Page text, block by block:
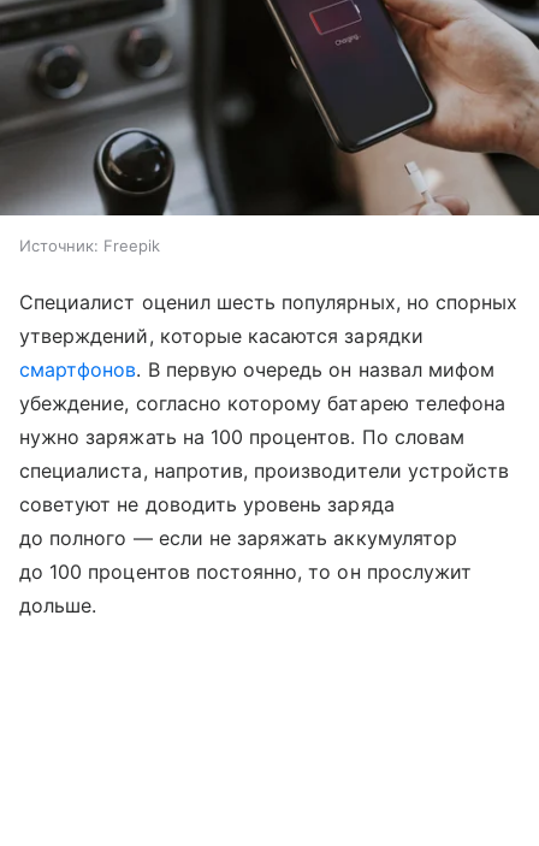
Источник: Freepik
Специалист оценил шесть популярных, но спорных
утверждений, которые касаются зарядки
смартфонов. В первую очередь он назвал мифом
убеждение, согласно которому батарею телефона
нужно заряжать на 100 процентов. По словам
специалиста, напротив, производители устройств
советуют не доводить уровень заряда
до полного — если не заряжать аккумулятор
до 100 процентов постоянно, то он прослужит
дольше.